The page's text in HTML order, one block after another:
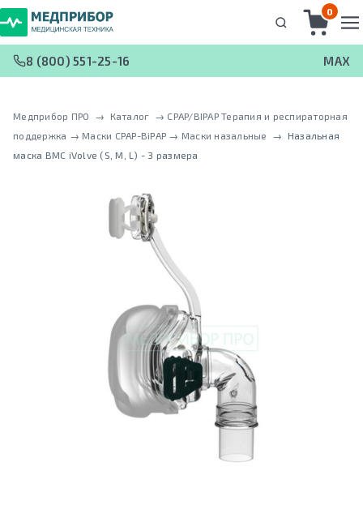
0
8 (800) 551-25-16 MAX
Медприбор ПРО → Каталог → CPAP/BIPAP Терапия и респираторная
поддержка → Маски CPAP-BiPAP → Маски назальные →
Назальная
маска BMC iVolve (S, M, L) - 3 размера